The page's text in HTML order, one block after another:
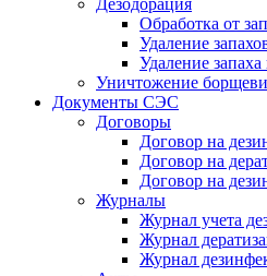
Дезодорация
Обработка от
Удаление
Удаление
Уничтожение
Документы СЭС
Договоры
Договор на
Договор на
Договор на
Журналы
Журнал учета
Журнал
Журнал